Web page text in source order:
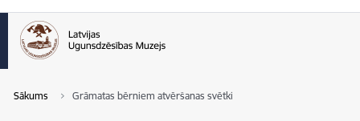
Sākums Grāmatas bērniem atvēršanas svētki